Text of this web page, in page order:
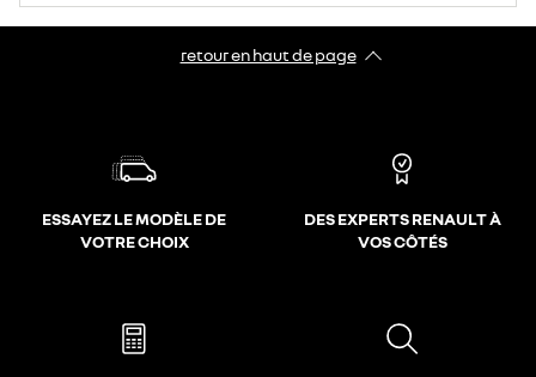
retour en haut de page​
ESSAYEZ LE MODÈLE DE
VOTRE CHOIX
DES EXPERTS RENAULT À
VOS CÔTÉS